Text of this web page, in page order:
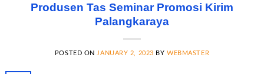
Produsen Tas Seminar Promosi Kirim
Palangkaraya
POSTED ON JANUARY 2, 2023 BYWEBMASTER